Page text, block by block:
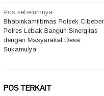
Navigasi
pos
Pos sebelumnya
Bhabinkamtibmas Polsek Cibeber
Polres Lebak Bangun Sinergitas
dengan Masyarakat Desa
Sukamulya
POS TERKAIT